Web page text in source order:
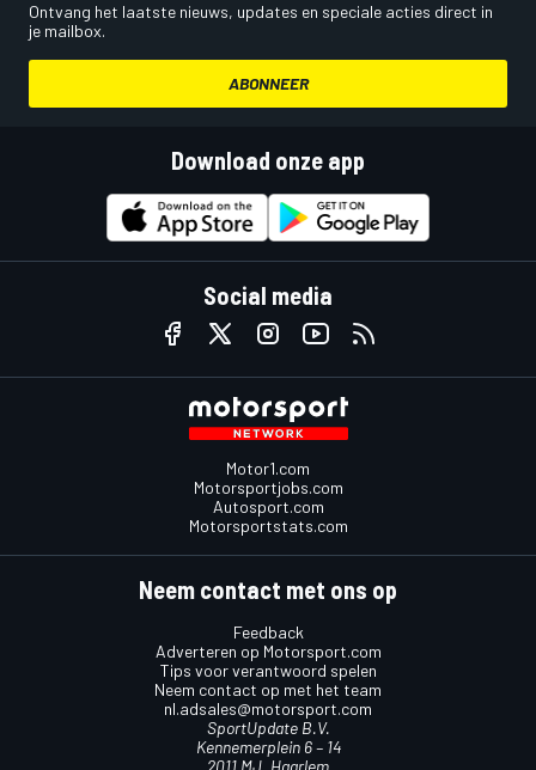
Ontvang het laatste nieuws, updates en speciale acties direct in
je mailbox.
ABONNEER
Download onze app
Social media
Motor1.com
Motorsportjobs.com
Autosport.com
Motorsportstats.com
Neem contact met ons op
Feedback
Adverteren op Motorsport.com
Tips voor verantwoord spelen
Neem contact op met het team
nl.adsales@motorsport.com
SportUpdate B.V.
Kennemerplein 6 – 14
2011 MJ, Haarlem